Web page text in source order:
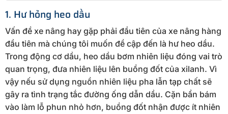
1. Hư hỏng heo dầu
Vấn đề xe nâng hay gặp phải đầu tiên của xe nâng hàng
đầu tiên mà chúng tôi muốn đề cập đến là hư heo dầu.
Trong động cơ dầu, heo dầu bơm nhiên liệu đóng vai trò
quan trọng, đưa nhiên liệu lên buồng đốt của xilanh. Vì
vậy nếu sử dụng nguồn nhiên liệu pha lẫn tạp chất sẽ
gây ra tình trạng tắc đường ống dẫn dầu. Cặn bẩn bám
vào làm lỗ phun nhỏ hơn, buồng đốt nhận được ít nhiên